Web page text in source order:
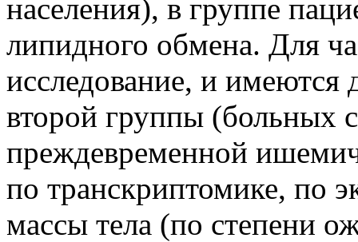
населения), в группе
липидного обмена. Для
исследование, и
второй группы (больных
преждевременной
по транскриптомике, по
массы тела (по степени